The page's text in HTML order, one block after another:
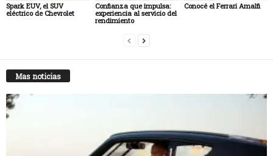
Spark EUV, el SUV
eléctrico de Chevrolet
Confianza que impulsa:
experiencia al servicio del
rendimiento
Conocé el Ferrari Amalfi
Mas noticias